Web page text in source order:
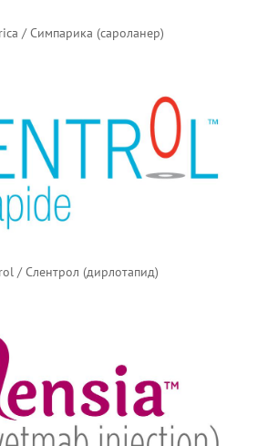
/ Симпарика (сароланер)
/ Слентрол (дирлотапид)